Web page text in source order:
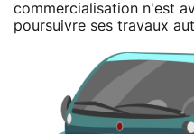
commercialisation n'est
poursuivre ses travaux